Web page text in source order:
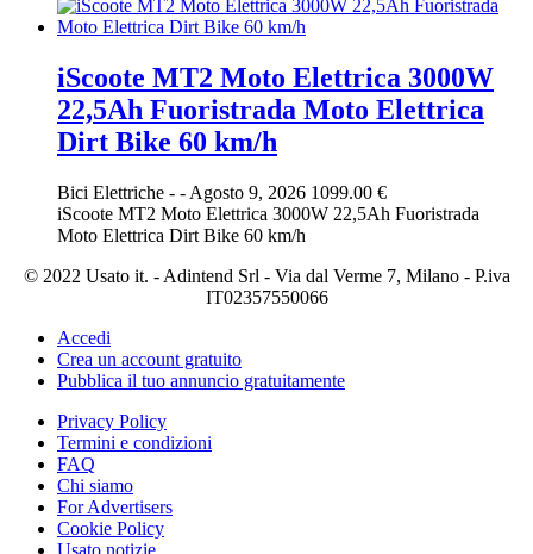
iScoote MT2 Moto Elettrica 3000W
22,5Ah Fuoristrada Moto Elettrica
Dirt Bike 60 km/h
Bici Elettriche - - Agosto 9, 2026 1099.00 €
iScoote MT2 Moto Elettrica 3000W 22,5Ah Fuoristrada
Moto Elettrica Dirt Bike 60 km/h
© 2022 Usato it. - Adintend Srl - Via dal Verme 7, Milano - P.iva
IT02357550066
Accedi
Crea un account gratuito
Pubblica il tuo annuncio gratuitamente
Privacy Policy
Termini e condizioni
FAQ
Chi siamo
For Advertisers
Cookie Policy
Usato notizie